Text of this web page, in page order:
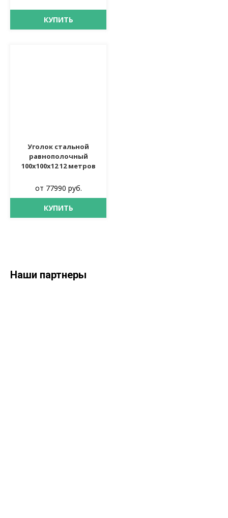
КУПИТЬ
Уголок стальной
равнополочный
100х100х12 12 метров
от 77990 руб.
КУПИТЬ
Наши партнеры